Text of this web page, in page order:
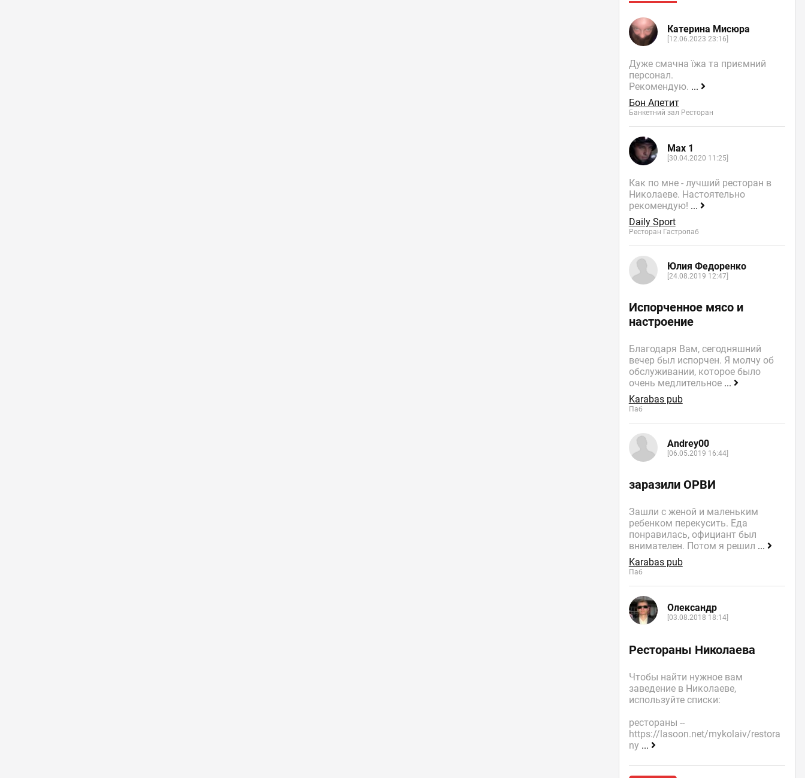
Катерина Мисюра
[12.06.2023 23:16]
Дуже смачна їжа та приємний
персонал.
Рекомендую. ...
Бон Апетит
Банкетний зал Ресторан
Max 1
[30.04.2020 11:25]
Как по мне - лучший ресторан в
Николаеве. Настоятельно
рекомендую! ...
Daily Sport
Ресторан Гастропаб
Юлия Федоренко
[24.08.2019 12:47]
Испорченное мясо и
настроение
Благодаря Вам, сегодняшний
вечер был испорчен. Я молчу об
обслуживании, которое было
очень медлительное ...
Karabas pub
Паб
Andrey00
[06.05.2019 16:44]
заразили ОРВИ
Зашли с женой и маленьким
ребенком перекусить. Еда
понравилась, официант был
внимателен. Потом я решил ...
Karabas pub
Паб
Олександр
[03.08.2018 18:14]
Рестораны Николаева
Чтобы найти нужное вам
заведение в Николаеве,
используйте списки:
рестораны --
https://lasoon.net/mykolaiv/restora
ny ...